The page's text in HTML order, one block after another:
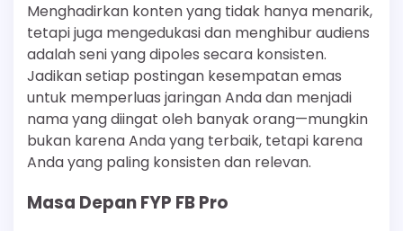
Menghadirkan konten yang tidak hanya menarik,
tetapi juga mengedukasi dan menghibur audiens
adalah seni yang dipoles secara konsisten.
Jadikan setiap postingan kesempatan emas
untuk memperluas jaringan Anda dan menjadi
nama yang diingat oleh banyak orang—mungkin
bukan karena Anda yang terbaik, tetapi karena
Anda yang paling konsisten dan relevan.
Masa Depan FYP FB Pro